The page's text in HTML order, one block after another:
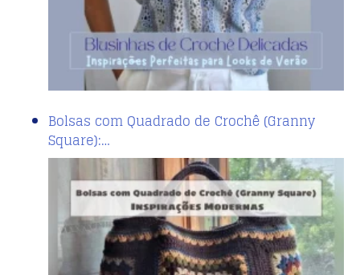
Bolsas com Quadrado de Crochê (Granny
Square):…